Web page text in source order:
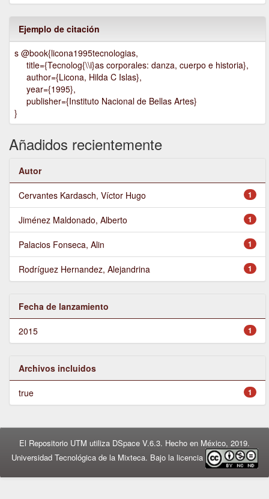
Ejemplo de citación
s @book{licona1995tecnologias,
title={Tecnolog{\\i}as corporales: danza, cuerpo e historia},
author={Licona, Hilda C Islas},
year={1995},
publisher={Instituto Nacional de Bellas Artes}
}
Añadidos recientemente
Autor
1
Cervantes Kardasch, Víctor Hugo
1
Jiménez Maldonado, Alberto
1
Palacios Fonseca, Alin
1
Rodríguez Hernandez, Alejandrina
Fecha de lanzamiento
1
2015
Archivos incluidos
1
true
El Repositorio UTM utiliza DSpace V.6.3. Hecho en México, 2019.
Universidad Tecnológica de la Mixteca. Bajo la licencia